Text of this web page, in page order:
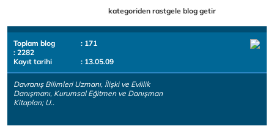
kategoriden rastgele blog getir
Toplam blog
: 171
: 2282
Kayıt tarihi
: 13.05.09
Davranış Bilimleri Uzmanı, İlişki ve Evlilik
Danışmanı, Kurumsal Eğitmen ve Danışman
Kitapları; U..